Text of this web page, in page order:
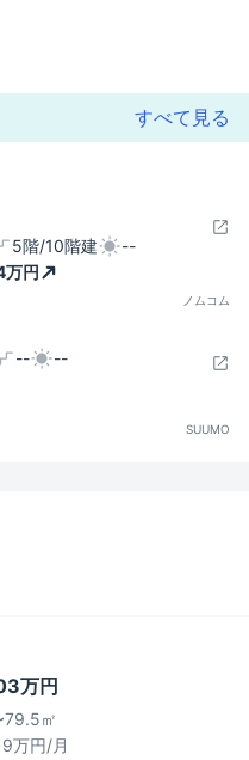
すべて見る
5階/10階建
--
円
ノムコム
-- --
SUUMO
万円
79.5㎡
万円/月